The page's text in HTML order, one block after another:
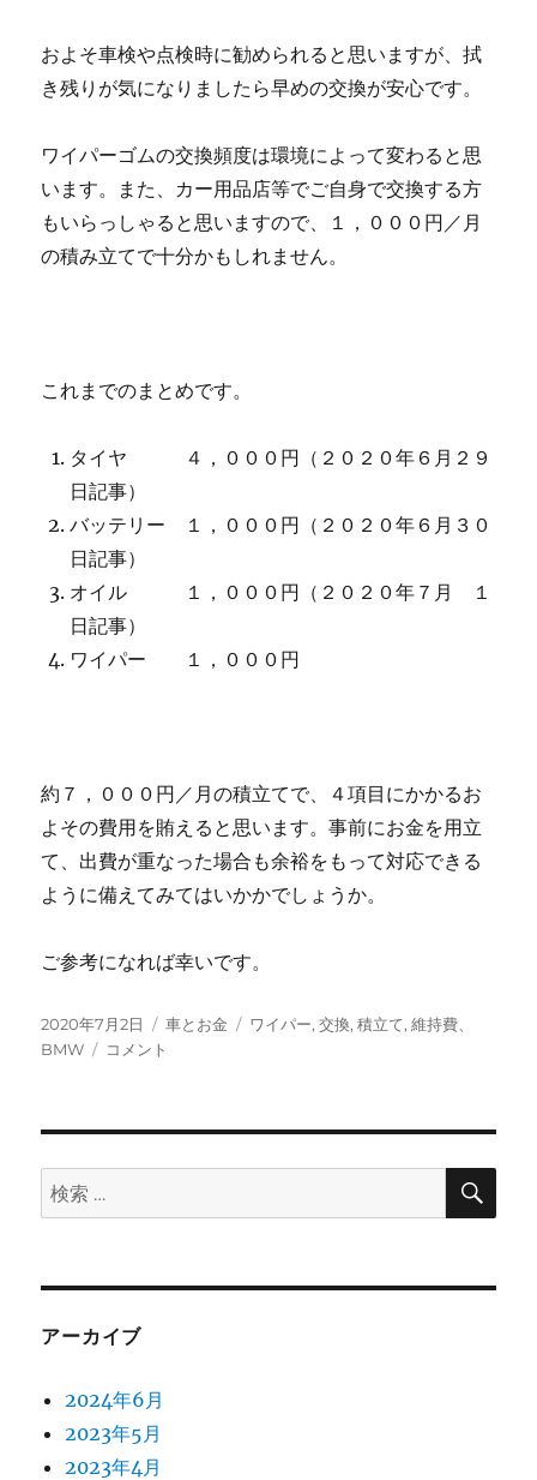
およそ車検や点検時に勧められると思いますが、拭
き残りが気になりましたら早めの交換が安心です。
ワイパーゴムの交換頻度は環境によって変わると思
います。また、カー用品店等でご自身で交換する方
もいらっしゃると思いますので、１，０００円／月
の積み立てで十分かもしれません。
これまでのまとめです。
タイヤ ４，０００円（２０２０年６月２９
日記事）
バッテリー １，０００円（２０２０年６月３０
日記事）
オイル １，０００円（２０２０年７月 １
日記事）
ワイパー １，０００円
約７，０００円／月の積立てで、４項目にかかるお
よその費用を賄えると思います。事前にお金を用立
て、出費が重なった場合も余裕をもって対応できる
ように備えてみてはいかかでしょうか。
ご参考になれば幸いです。
投
稿
2020年7月2日
カ
車とお金
タ
ワイパー,交換,積立て,維持費、
BMW
維
視
化
す
パ
ー）
コメント
検
索:
検
アーカイブ
2024年6月
2023年5月
2023年4月